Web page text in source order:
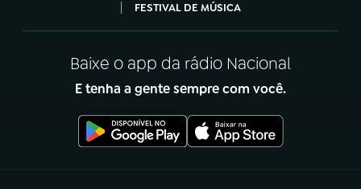
FESTIVAL DE MÚSICA
Baixe o app da rádio Nacional
E tenha a gente sempre com você.